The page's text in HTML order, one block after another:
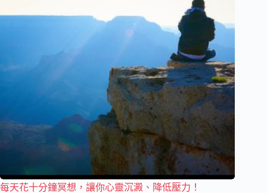
每天花十分鐘冥想，讓你心靈沉澱、降低壓力！